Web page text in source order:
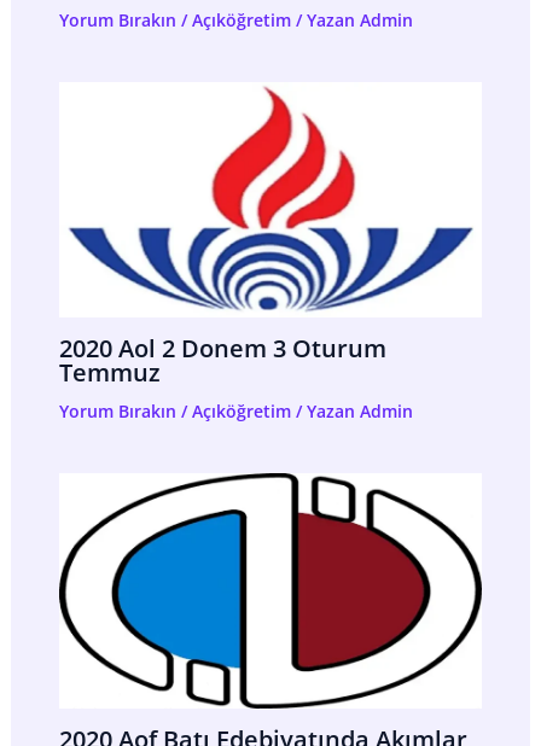
Yorum Bırakın /Açıköğretim/ Yazan Admin
2020 Aol 2 Donem 3 Oturum
Temmuz
Yorum Bırakın /Açıköğretim/ Yazan Admin